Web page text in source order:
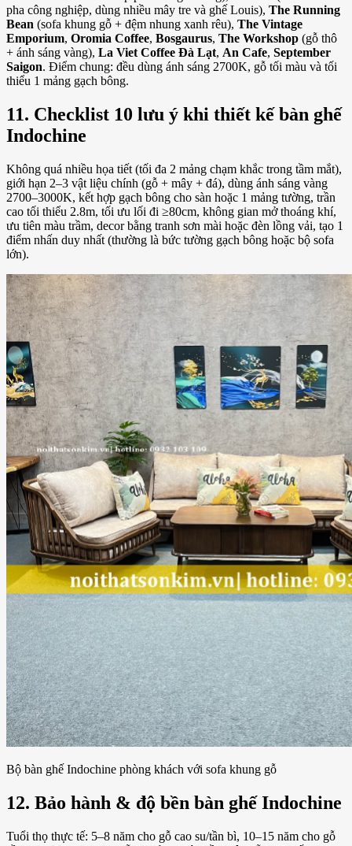
pha công nghiệp, dùng nhiều mây tre và ghế Louis), The Running
Bean (sofa khung gỗ + đệm nhung xanh rêu), The Vintage
Emporium, Oromia Coffee, Bosgaurus, The Workshop (gỗ thô
+ ánh sáng vàng), La Viet Coffee Đà Lạt, An Cafe, September
Saigon. Điểm chung: đều dùng ánh sáng 2700K, gỗ tối màu và tối
thiểu 1 mảng gạch bông.
11. Checklist 10 lưu ý khi thiết kế bàn ghế
Indochine
Không quá nhiều họa tiết (tối đa 2 mảng chạm khắc trong tầm mắt),
giới hạn 2–3 vật liệu chính (gỗ + mây + đá), dùng ánh sáng vàng
2700–3000K, kết hợp gạch bông cho sàn hoặc 1 mảng tường, trần
cao tối thiểu 2.8m, tối ưu lối đi ≥80cm, không gian mở thoáng khí,
ưu tiên màu trầm, decor bằng tranh sơn mài hoặc đèn lồng vải, tạo 1
điểm nhấn duy nhất (thường là bức tường gạch bông hoặc bộ sofa
lớn).
Bộ bàn ghế Indochine phòng khách với sofa khung gỗ
12. Bảo hành & độ bền bàn ghế Indochine
Tuổi thọ thực tế: 5–8 năm cho gỗ cao su/tần bì, 10–15 năm cho gỗ